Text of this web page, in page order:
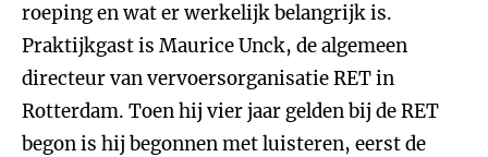
roeping en wat er werkelijk belangrijk is.
Praktijkgast is Maurice Unck, de algemeen
directeur van vervoersorganisatie RET in
Rotterdam. Toen hij vier jaar gelden bij de RET
begon is hij begonnen met luisteren, eerst de